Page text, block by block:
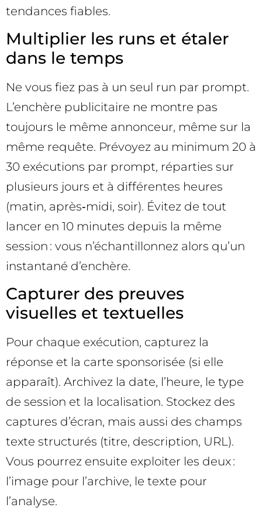
tendances fiables.
Multiplier les runs et étaler
dans le temps
Ne vous fiez pas à un seul run par prompt.
L’enchère publicitaire ne montre pas
toujours le même annonceur, même sur la
même requête. Prévoyez au minimum 20 à
30 exécutions par prompt, réparties sur
plusieurs jours et à différentes heures
(matin, après‑midi, soir). Évitez de tout
lancer en 10 minutes depuis la même
session : vous n’échantillonnez alors qu’un
instantané d’enchère.
Capturer des preuves
visuelles et textuelles
Pour chaque exécution, capturez la
réponse et la carte sponsorisée (si elle
apparaît). Archivez la date, l’heure, le type
de session et la localisation. Stockez des
captures d’écran, mais aussi des champs
texte structurés (titre, description, URL).
Vous pourrez ensuite exploiter les deux :
l’image pour l’archive, le texte pour
l’analyse.